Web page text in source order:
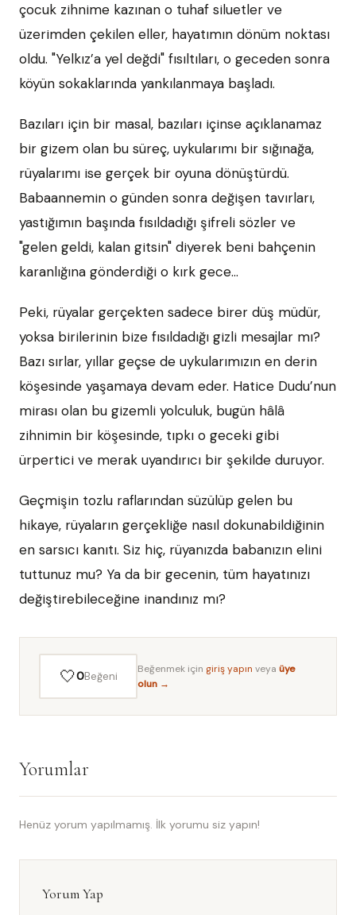
çocuk zihnime kazınan o tuhaf siluetler ve
üzerimden çekilen eller, hayatımın dönüm noktası
oldu. "Yelkız’a yel değdi" fısıltıları, o geceden sonra
köyün sokaklarında yankılanmaya başladı.
Bazıları için bir masal, bazıları içinse açıklanamaz
bir gizem olan bu süreç, uykularımı bir sığınağa,
rüyalarımı ise gerçek bir oyuna dönüştürdü.
Babaannemin o günden sonra değişen tavırları,
yastığımın başında fısıldadığı şifreli sözler ve
"gelen geldi, kalan gitsin" diyerek beni bahçenin
karanlığına gönderdiği o kırk gece...
Peki, rüyalar gerçekten sadece birer düş müdür,
yoksa birilerinin bize fısıldadığı gizli mesajlar mı?
Bazı sırlar, yıllar geçse de uykularımızın en derin
köşesinde yaşamaya devam eder. Hatice Dudu’nun
mirası olan bu gizemli yolculuk, bugün hâlâ
zihnimin bir köşesinde, tıpkı o geceki gibi
ürpertici ve merak uyandırıcı bir şekilde duruyor.
Geçmişin tozlu raflarından süzülüp gelen bu
hikaye, rüyaların gerçekliğe nasıl dokunabildiğinin
en sarsıcı kanıtı. Siz hiç, rüyanızda babanızın elini
tuttunuz mu? Ya da bir gecenin, tüm hayatınızı
değiştirebileceğine inandınız mı?
🤍0Beğeni
Beğenmek için giriş yapın veya üye
olun →
Yorumlar
Henüz yorum yapılmamış. İlk yorumu siz yapın!
Yorum Yap